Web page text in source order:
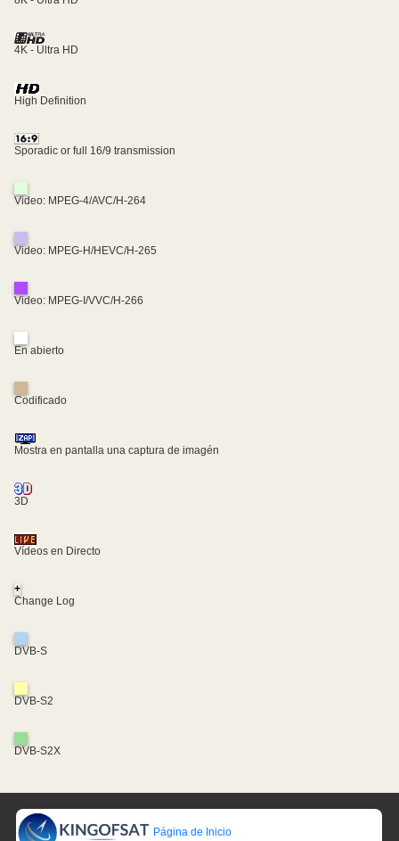
4K - Ultra HD
High Definition
Sporadic or full 16/9 transmission
Video: MPEG-4/AVC/H-264
Video: MPEG-H/HEVC/H-265
Video: MPEG-I/VVC/H-266
En abierto
Codificado
Mostra en pantalla una captura de imagén
3D
Vídeos en Directo
+
Change Log
DVB-S
DVB-S2
DVB-S2X
Página de Inicio